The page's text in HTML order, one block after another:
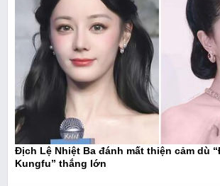
Địch Lệ Nhiệt Ba đánh mất thiện cảm dù
Kungfu” thắng lớn